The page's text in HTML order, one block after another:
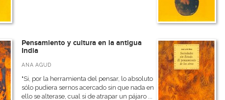
Pensamiento y cultura en la antigua
India
ANA AGUD
"Si, por la herramienta del pensar, lo absoluto
sólo pudiera sernos acercado sin que nada en
ello se alterase, cual si de atrapar un pájaro ...